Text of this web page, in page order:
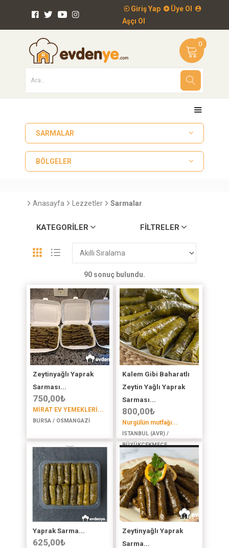
Giriş Yap
Üye Ol
Aşçı Ol
0
SARMALAR
BÖLGELER
Anasayfa Lezzetler Sarmalar
KATEGORILER FILTRELER
90 sonuç bulundu.
Zeytinyağlı Yaprak
Sarması...
750,00₺
MİRAT EV YEMEKLERİ...
BURSA / OSMANGAZİ
Kalem Gibi Baharatlı
Zeytin Yağlı Yaprak
Sarması...
800,00₺
Nurgülün mutfağı...
İSTANBUL (AVR) /
BÜYÜKÇEKMECE
Yaprak Sarma...
625,00₺
Zeytinyağlı Yaprak
Sarma...